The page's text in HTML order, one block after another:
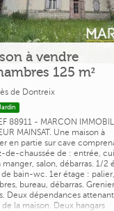
à vendre
125 m²
de Dontreix
88911 - MARCON
MAINSAT. Une maison à
en partie sur cave
de-chaussée de : entrée,
manger, salon, débarras. 1/2
de bain-wc. 1er étage :
bureau, débarras.
Deux dépendances
la maison. Deux hangars